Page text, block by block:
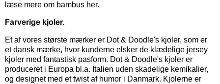
læse mere om bambus her.
Farverige kjoler.
Et af vores største mærker er Dot & Doodle's kjoler, som er
et dansk mærke, hvor kunderne elsker de klædelige jersey
kjoler med fantastisk pasform. Dot & Doodle's kjoler er
produceret i Europa bl.a. Italien uden skadelige kemikalier,
og designet med et twist af humor i Danmark. Kjolerne er